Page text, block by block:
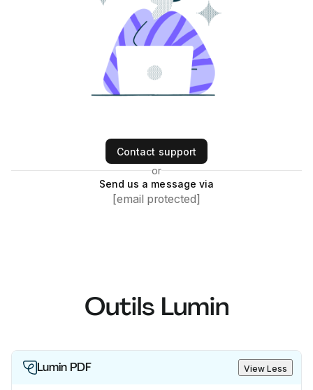
Contact support
or
Send us a message via
[email protected]
Outils Lumin
Lumin PDF View Less